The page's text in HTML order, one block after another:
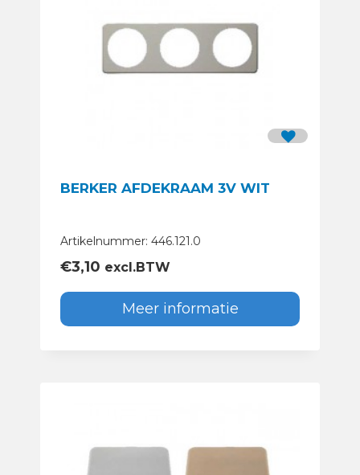
BERKER AFDEKRAAM 3V WIT
Artikelnummer: 446.121.0
€3,10 excl.BTW
Meer informatie